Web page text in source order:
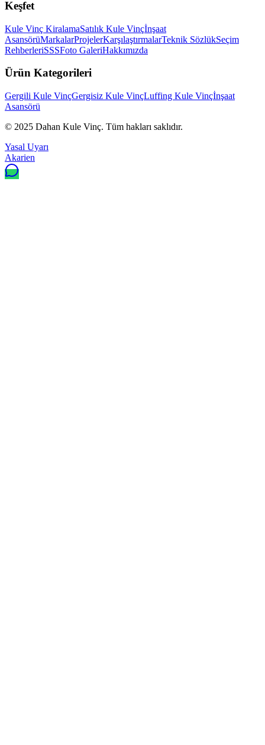
Keşfet
Kule Vinç KiralamaSatılık Kule Vinçİnşaat
AsansörüMarkalarProjelerKarşılaştırmalarTeknik SözlükSeçim
RehberleriSSSFoto GaleriHakkımızda
Ürün Kategorileri
Gergili Kule VinçGergisiz Kule VinçLuffing Kule Vinçİnşaat
Asansörü
© 2025 Dahan Kule Vinç. Tüm hakları saklıdır.
Yasal Uyarı
Akarien